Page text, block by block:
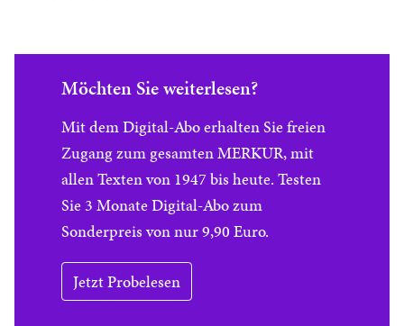
Möchten Sie weiterlesen?
Mit dem Digital-Abo erhalten Sie freien
Zugang zum gesamten MERKUR, mit
allen Texten von 1947 bis heute. Testen
Sie 3 Monate Digital-Abo zum
Sonderpreis von nur 9,90 Euro.
Jetzt Probelesen